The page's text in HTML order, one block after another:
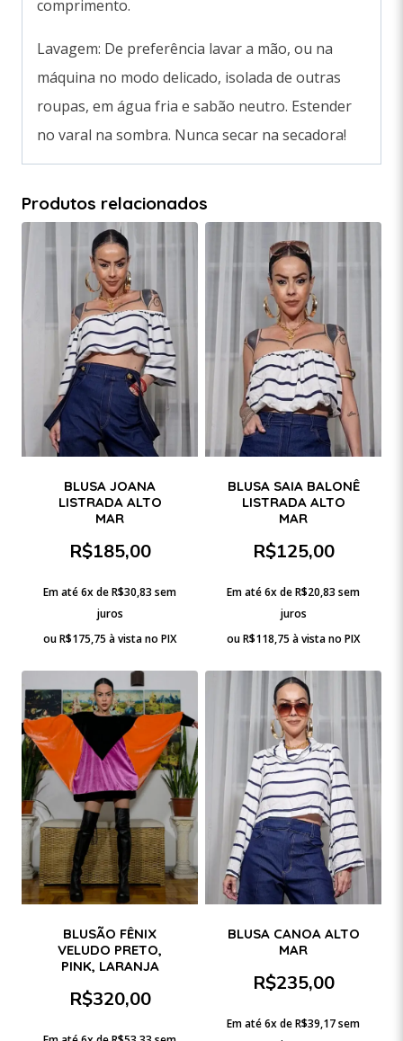
comprimento.
Lavagem: De preferência lavar a mão, ou na
máquina no modo delicado, isolada de outras
roupas, em água fria e sabão neutro. Estender
no varal na sombra. Nunca secar na secadora!
Produtos relacionados
BLUSA JOANA
LISTRADA ALTO
MAR
R$185,00
Em até 6x deR$30,83 sem
juros
ouR$175,75 à vista no PIX
BLUSA SAIA BALONÊ
LISTRADA ALTO
MAR
R$125,00
Em até 6x deR$20,83 sem
juros
ouR$118,75 à vista no PIX
BLUSÃO FÊNIX
VELUDO PRETO,
PINK, LARANJA
R$320,00
BLUSA CANOA ALTO
MAR
R$235,00
Em até 6x deR$39,17sem